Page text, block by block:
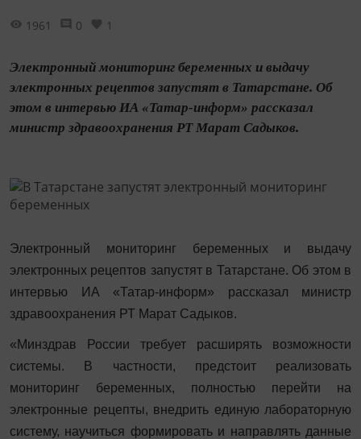
1961 0 1
Электронный мониторинг беременных и выдачу
электронных рецептов запустят в Татарстане. Об
этом в интервью ИА «Татар-информ» рассказал
министр здравоохранения РТ Марат Садыков.
Электронный мониторинг беременных и выдачу
электронных рецептов запустят в Татарстане. Об этом в
интервью ИА «Татар-информ» рассказал министр
здравоохранения РТ Марат Садыков.
«Минздрав России требует расширять возможности
системы. В частности, предстоит реализовать
мониторинг беременных, полностью перейти на
электронные рецепты, внедрить единую лабораторную
систему, научиться формировать и направлять данные